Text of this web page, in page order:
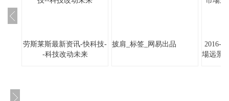
劳斯莱斯最新资讯-快科技-
-科技改动未来
披肩_标签_网易出品
2016-
場远景